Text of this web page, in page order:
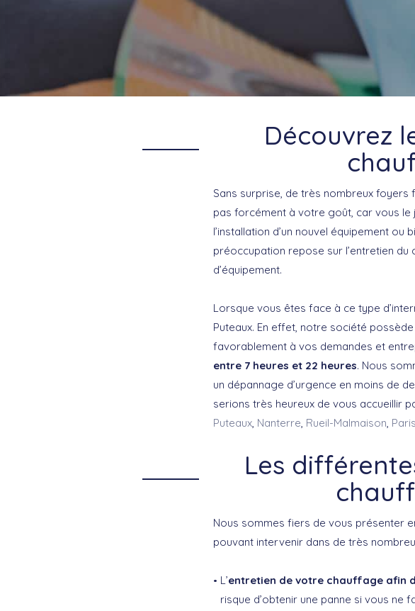
Découvrez
Sans surprise, de très nombreux foyers
pas forcément à votre goût, car vous
l’installation d’un nouvel équipement
préoccupation repose sur l’entretien
d’équipement.
Lorsque vous êtes face à ce type
Puteaux. En effet, notre société
favorablement à vos demandes et
entre 7 heures et 22 heures. Nous
un dépannage d’urgence en moins de
serions très heureux de vous accueillir
Puteaux, Nanterre, Rueil-Malmaison, Paris
Les
Nous sommes fiers de vous présenter
pouvant intervenir dans de très
L’entretien de votre chauffage afin
risque d’obtenir une panne si vous ne